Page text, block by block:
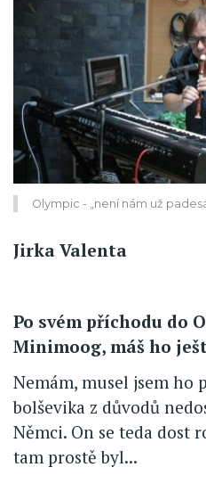
Olympic - „není nám už
Jirka Valenta
Po svém příchodu do
Minimoog, máš ho
Nemám, musel jsem ho
bolševika z důvodů
Němci. On se teda dost
tam prostě byl...